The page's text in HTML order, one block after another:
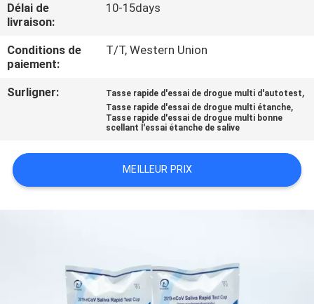
CONTRÔLE
DE
QUALITÉ
CONTACTEZ-
NOUVELLES
CITATION
Délai de
livraison:
10-15days
Conditions de
paiement:
T/T, Western Union
Surligner: Tasse rapide d'essai de drogue multi d'autotest,
Tasse rapide d'essai de drogue multi étanche,
Tasse rapide d'essai de drogue multi bonne
scellant l'essai étanche de salive
MEILLEUR PRIX